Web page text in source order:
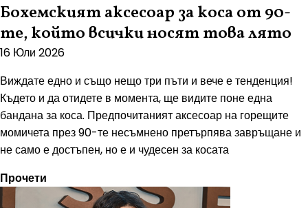
Бохемският аксесоар за коса от 90-
те, който всички носят това лято
16 Юли 2026
Виждате едно и също нещо три пъти и вече е тенденция!
Където и да отидете в момента, ще видите поне една
бандана за коса. Предпочитаният аксесоар на горещите
момичета през 90-те несъмнено претърпява завръщане и
не само е достъпен, но е и чудесен за косата
Прочети